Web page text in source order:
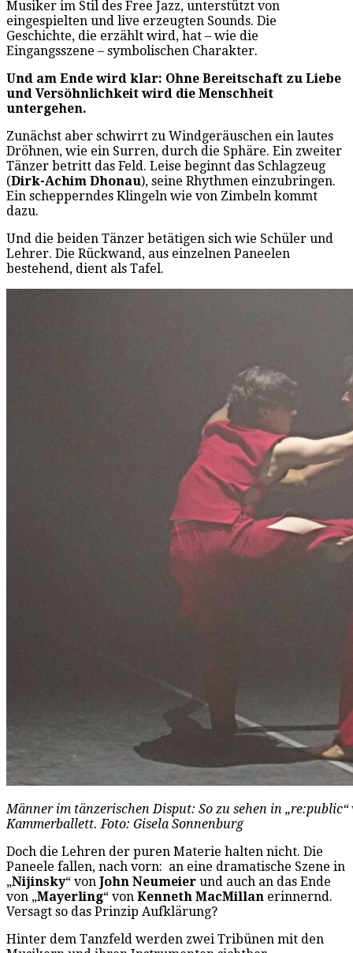
Musiker im Stil des Free Jazz, unterstützt von
eingespielten und live erzeugten Sounds. Die
Geschichte, die erzählt wird, hat – wie die
Eingangsszene – symbolischen Charakter.
Und am Ende wird klar: Ohne Bereitschaft zu Liebe
und Versöhnlichkeit wird die Menschheit
untergehen.
Zunächst aber schwirrt zu Windgeräuschen ein lautes
Dröhnen, wie ein Surren, durch die Sphäre. Ein zweiter
Tänzer betritt das Feld. Leise beginnt das Schlagzeug
(Dirk-Achim Dhonau), seine Rhythmen einzubringen.
Ein schepperndes Klingeln wie von Zimbeln kommt
dazu.
Und die beiden Tänzer betätigen sich wie Schüler und
Lehrer. Die Rückwand, aus einzelnen Paneelen
bestehend, dient als Tafel.
Männer im tänzerischen Disput: So zu sehen in
Kammerballett. Foto: Gisela Sonnenburg
Doch die Lehren der puren Materie halten nicht. Die
Paneele fallen, nach vorn: an eine dramatische Szene in
„Nijinsky“ von John Neumeier und auch an das Ende
von „Mayerling“ von Kenneth MacMillan erinnernd.
Versagt so das Prinzip Aufklärung?
Hinter dem Tanzfeld werden zwei Tribünen mit den